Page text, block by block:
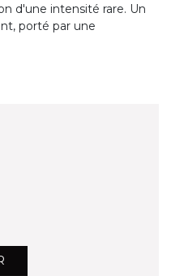
d'une intensité rare. Un
porté par une